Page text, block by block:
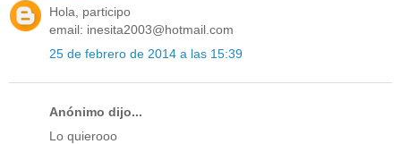
Hola, participo
email: inesita2003@hotmail.com
25 de febrero de 2014 a las 15:39
Anónimo dijo...
Lo quierooo